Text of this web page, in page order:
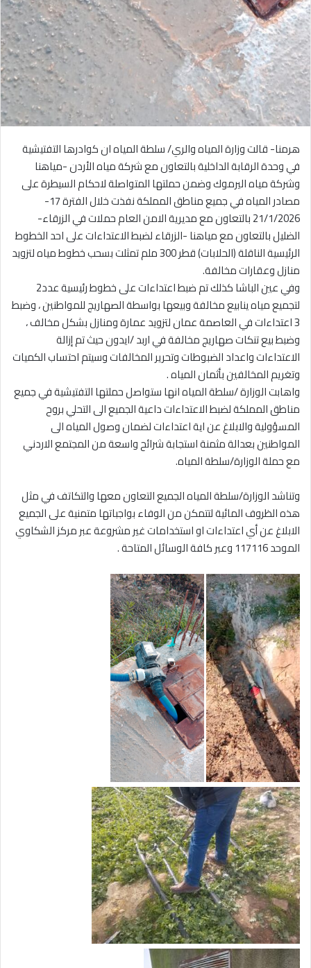
هرمنا- قالت وزارة المياه والري/ سلطة المياه ان كوادرها التفتيشية
في وحدة الرقابة الداخلية بالتعاون مع شركة مياه الأردن -مياهنا
وشركة مياه اليرموك وضمن حملتها المتواصلة لاحكام السيطرة على
مصادر المياه في جميع مناطق المملكة نفذت خلال الفترة 17-
21/1/2026 بالتعاون مع مديرية الامن العام حملات في الزرقاء-
الضليل بالتعاون مع مياهنا -الزرقاء لضبط الاعتداءات على احد الخطوط
الرئيسية الناقلة (الحلابات) قطر 300 ملم تمثلت بسحب خطوط مياه لتزويد
منازل وعقارات مخالفة.
وفي عين الباشا كذلك تم ضبط اعتداءات على خطوط رئيسية عدد2
لتجميع مياه ينابيع مخالفة وبيعها بواسطة الصهاريج للمواطنين ، وضبط
3 اعتداءات في العاصمة عمان لتزويد عمارة ومنازل بشكل مخالف ،
وضبط بيع تنكات صهاريج مخالفة في اربد /ايدون حيث تم إزالة
الاعتداءات واعداد الضبوطات وتحرير المخالفات وسيتم احتساب الكميات
وتغريم المخالفين بأثمان المياه .
واهابت الوزارة /سلطة المياه انها ستواصل حملتها التفتيشية في جميع
مناطق المملكة لضبط الاعتداءات داعية الجميع الى التحلي بروح
المسؤولية والابلاغ عن اية اعتداءات لضمان وصول المياه الى
المواطنين بعدالة مثمنة استجابة شرائح واسعة من المجتمع الاردني
مع حملة الوزارة/سلطة المياه.
وتناشد الوزارة/سلطة المياه الجميع التعاون معها والتكاتف في مثل
هذه الظروف المائية لتتمكن من الوفاء بواجباتها متمنية على الجميع
الابلاغ عن أي اعتداءات او استخدامات غير مشروعة عبر مركز الشكاوي
الموحد 117116 وعبر كافة الوسائل المتاحة .